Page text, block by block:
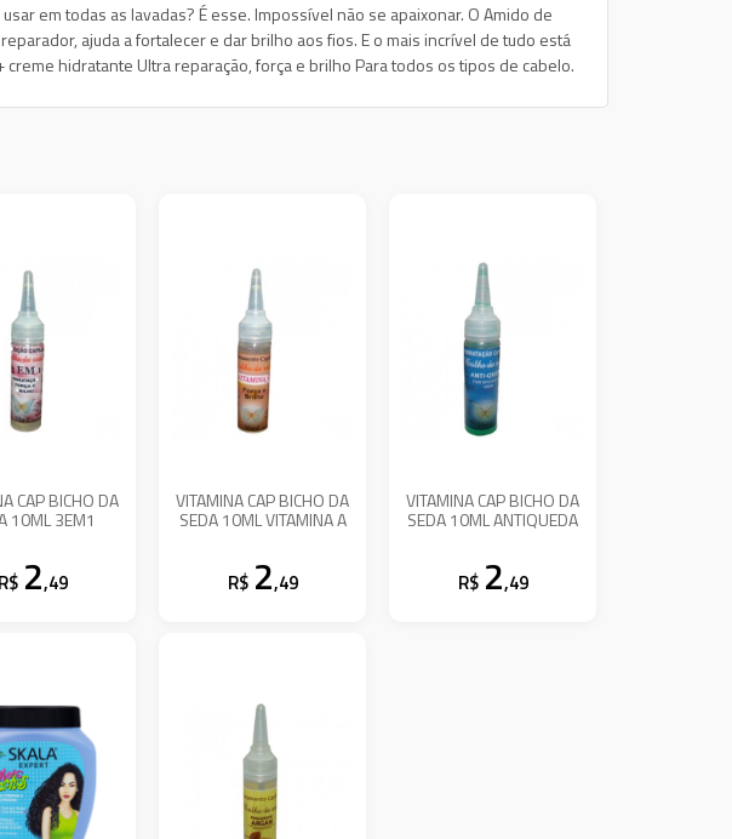
em todas as lavadas? É esse. Impossível não se apaixonar. O Amido de
ajuda a fortalecer e dar brilho aos fios. E o mais incrível de tudo está
hidratante Ultra reparação, força e brilho Para todos os tipos de cabelo.
CAP BICHO DA
10ML 3EM1
R$ 2,49
VITAMINA CAP BICHO DA
SEDA 10ML VITAMINA A
R$ 2,49
VITAMINA CAP BICHO DA
SEDA 10ML ANTIQUEDA
R$ 2,49